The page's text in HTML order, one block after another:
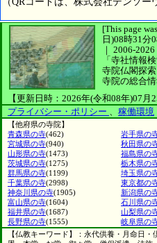
[This page
日)08時31分
｜ 2006-2026
「寺社情報
寺院仏閣探索
寺院の総合
【更新日時：2026年(令和08年)07月
プライバシー・ポリシー 、 稼働環境
【他府県の寺院】
青森県の寺(462) 岩手県の
宮城県の寺(940) 秋田県の
山形県の寺(1473) 福島県の
茨城県の寺(1275) 栃木県の
群馬県の寺(1199) 埼玉県の
千葉県の寺(2998) 東京都の
神奈川県の寺(1905) 新潟県の
富山県の寺(1604) 石川県の
福井県の寺(1687) 山梨県の
長野県の寺(1555) 岐阜県の
【仏教キーワード】：永代供養・月命日